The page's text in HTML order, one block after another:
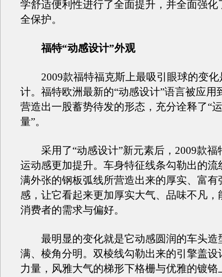
学舒适便利性进行了全面提升，并全面强化
全保护。
福特“动感设计”外观
2009款福特福克斯上最吸引眼球的变化
计。福特欧洲最新的“动感设计”语言被应用
营造出一股蓄势待发的形态，充分诠释了“
量”。
采用了“动感设计”新元素后，2009款福
运动感更加提升。车身特征线条勾勒出的流
满外张的钢板弧线所营造出来的厚实、富有
感，让它看起来更加厚实大气、品味不凡，
消费者的需求与偏好。
最明显的变化就是它动感圆润的车头造
满、棱角分明。双棱线勾勒出来的引擎盖设
力量，风雅大气的梯形下格栅与优雅的镀铬